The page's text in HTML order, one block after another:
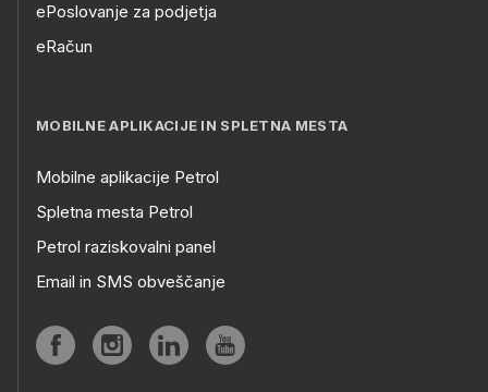
ePoslovanje za podjetja
eRačun
MOBILNE APLIKACIJE IN SPLETNA MESTA
Mobilne aplikacije Petrol
Spletna mesta Petrol
Petrol raziskovalni panel
Email in SMS obveščanje